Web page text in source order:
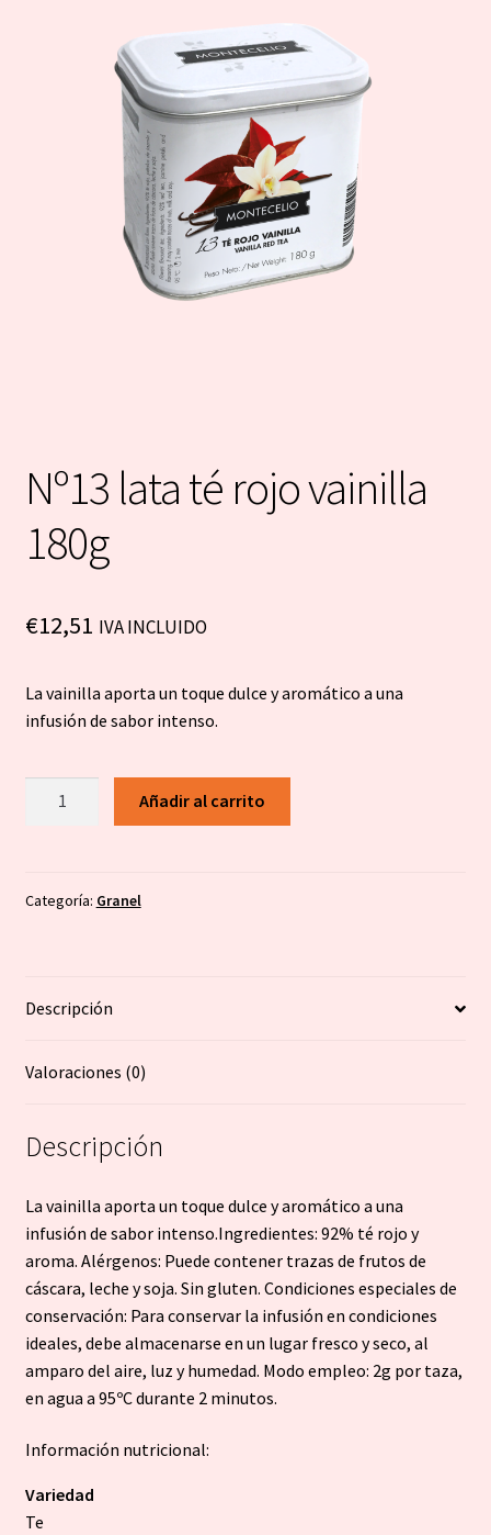
Nº13 lata té rojo vainilla
180g
€12,51 IVA INCLUIDO
La vainilla aporta un toque dulce y aromático a una
infusión de sabor intenso.
vainilla
Añadir al carrito
Categoría: Granel
Descripción
Valoraciones (0)
Descripción
La vainilla aporta un toque dulce y aromático a una
infusión de sabor intenso.Ingredientes: 92% té rojo y
aroma. Alérgenos: Puede contener trazas de frutos de
cáscara, leche y soja. Sin gluten. Condiciones especiales de
conservación: Para conservar la infusión en condiciones
ideales, debe almacenarse en un lugar fresco y seco, al
amparo del aire, luz y humedad. Modo empleo: 2g por taza,
en agua a 95ºC durante 2 minutos.
Información nutricional:
Variedad
Te